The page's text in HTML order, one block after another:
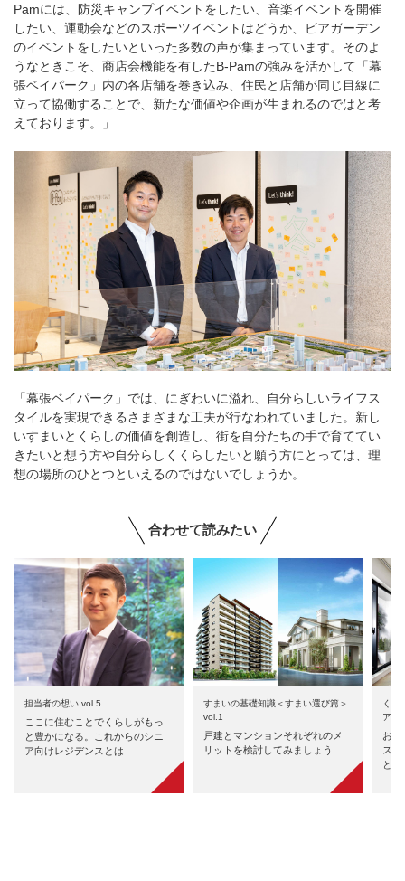
Pamには、防災キャンプイベントをしたい、音楽イベントを開催
したい、運動会などのスポーツイベントはどうか、ビアガーデン
のイベントをしたいといった多数の声が集まっています。そのよ
うなときこそ、商店会機能を有したB-Pamの強みを活かして「幕
張ベイパーク」内の各店舗を巻き込み、住民と店舗が同じ目線に
立って協働することで、新たな価値や企画が生まれるのではと考
えております。」
「幕張ベイパーク」では、にぎわいに溢れ、自分らしいライフス
タイルを実現できるさまざまな工夫が行なわれていました。新し
いすまいとくらしの価値を創造し、街を自分たちの手で育ててい
きたいと想う方や自分らしくくらしたいと願う方にとっては、理
想の場所のひとつといえるのではないでしょうか。
合わせて読みたい
担当者の想い vol.5
ここに住むことでくらしがもっ
と豊かになる。これからのシニ
ア向けレジデンスとは
すまいの基礎知識＜すまい選び篇＞
vol.1
戸建とマンションそれぞれのメ
リットを検討してみましょう
くら
アイ
おし
スを
とは